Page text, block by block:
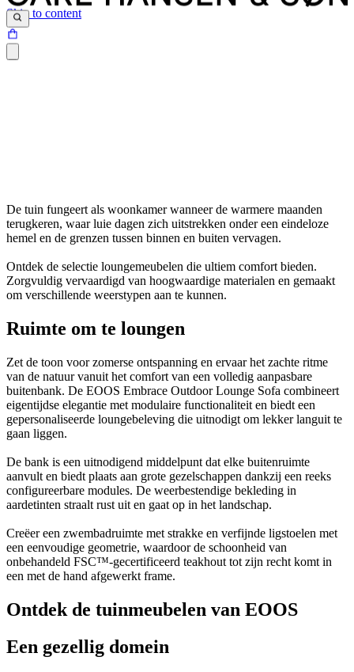
Skip to content
De tuin fungeert als woonkamer wanneerde warmere maanden
terugkeren, waar luie dagen zich uitstrekken onder een eindeloze
hemel en de grenzen tussen binnen en buiten vervagen.
Ontdek de selectie loungemeubelen die ultiem comfort bieden.
Zorgvuldig vervaardigd van hoogwaardige materialen en gemaakt
om verschillende weerstypen aan te kunnen.
Ruimte om te loungen
Zet de toon voor zomerse ontspanning en ervaar het zachte ritme
van de natuur vanuit het comfort van een volledig aanpasbare
buitenbank. De EOOS Embrace Outdoor Lounge Sofa combineert
eigentijdse elegantie met modulaire functionaliteit en biedt een
gepersonaliseerde loungebeleving die uitnodigt om lekker languit te
gaan liggen.
De bank is een uitnodigend middelpunt dat elke buitenruimte
aanvult en biedt plaats aan grote gezelschappen dankzij een reeks
configureerbare modules. De weerbestendige bekleding in
aardetinten straalt rust uit en gaat op in het landschap.
Creëer een zwembadruimte met strakke en verfijnde ligstoelen met
een eenvoudige geometrie, waardoor de schoonheid van
onbehandeld FSC™-gecertificeerd teakhout tot zijn recht komt in
een met de hand afgewerkt frame.
Ontdek de tuinmeubelen van EOOS
Een gezellig domein